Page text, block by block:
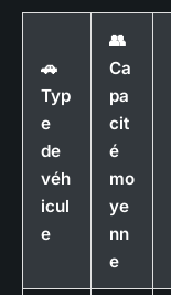
🚗
Typ
e
de
véh
icul
e
👥
Ca
pa
cit
é
mo
ye
nn
e